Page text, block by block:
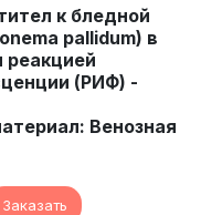
к бледной
pallidum) в
реакцией
(РИФ) -
Венозная
Заказать